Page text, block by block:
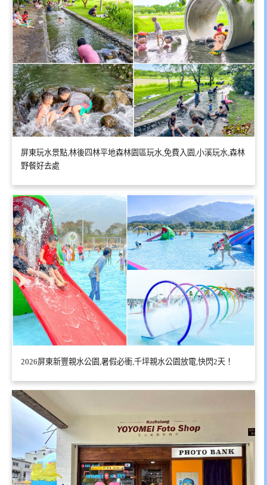
屏東玩水景點,林後四林平地森林園區玩水,免費入園,小溪玩水,森林
野餐好去處
2026屏東新豐親水公園,暑假必衝,千坪親水公園放電,快閃2天！